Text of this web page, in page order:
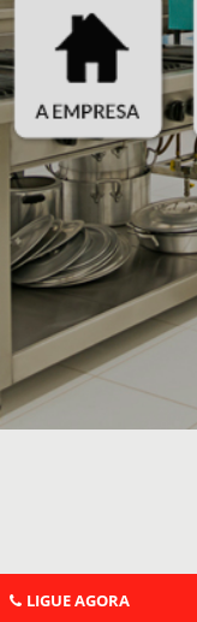
LIGUE AGORA